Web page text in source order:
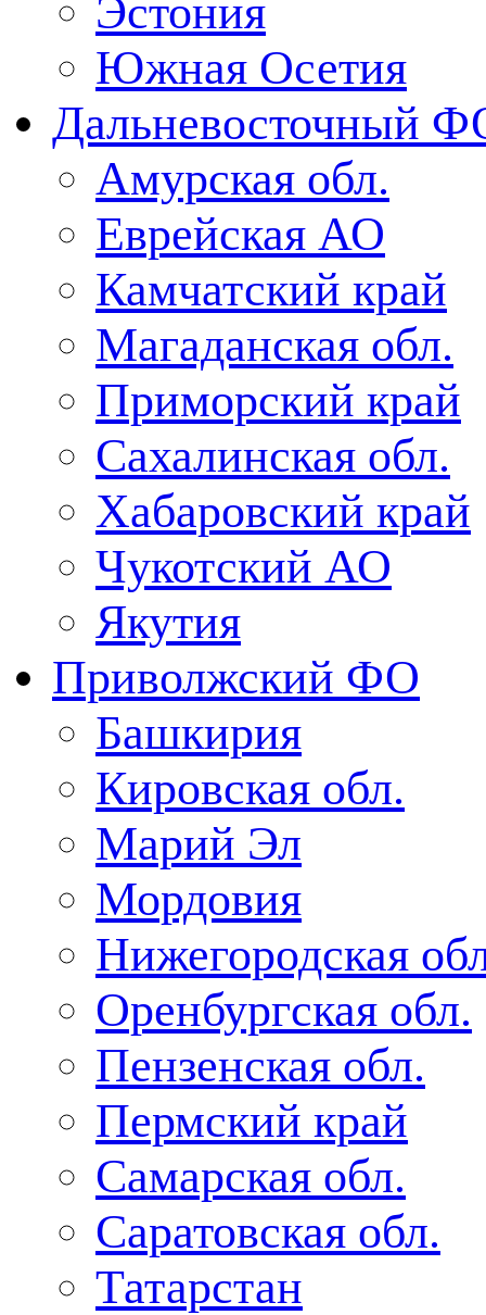
Эстония
Южная Осетия
Дальневосточный
Амурская обл.
Еврейская АО
Камчатский край
Магаданская обл.
Приморский край
Сахалинская обл.
Хабаровский край
Чукотский АО
Якутия
Приволжский ФО
Башкирия
Кировская обл.
Марий Эл
Мордовия
Нижегородская
Оренбургская обл.
Пензенская обл.
Пермский край
Самарская обл.
Саратовская обл.
Татарстан